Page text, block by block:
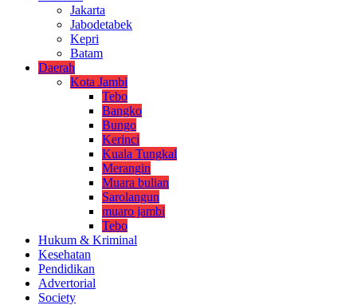
Jakarta
Jabodetabek
Kepri
Batam
Daerah
Kota Jambi
Tebo
Bangko
Bungo
Kerinci
Kuala Tungkal
Merangin
Muara bulian
Sarolangun
muaro jambi
Tebo
Hukum & Kriminal
Kesehatan
Pendidikan
Advertorial
Society